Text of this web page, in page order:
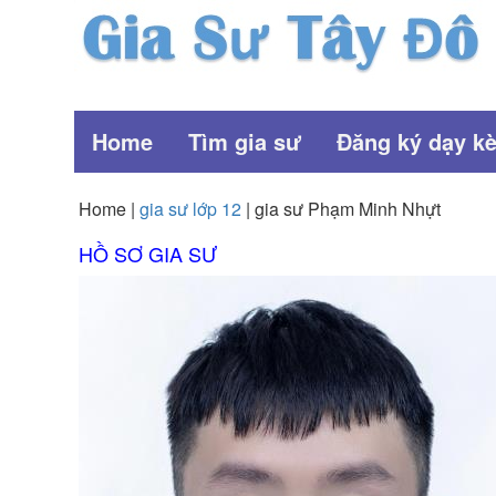
Home Tìm gia sư Đăng ký dạy
Home |gia sư lớp 12 | gia sư Phạm Minh Nhựt
HỒ SƠ GIA SƯ